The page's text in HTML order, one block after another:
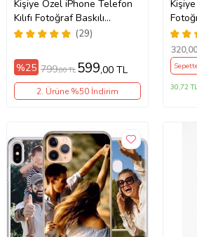
Kişiye Özel iPhone Telefon
Kılıfı Fotoğraf Baskılı
11/13/14/14Pro/14ProMax/15/15Pro/
(29)
%25 799,00 TL 599,00 TL
2. Ürüne %50 İndirim
320
30,72